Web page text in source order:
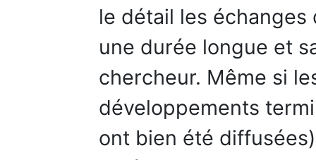
le détail les échanges
une durée longue et
chercheur. Même si
développements
ont bien été